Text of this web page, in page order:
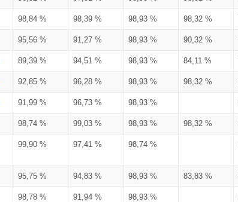
98,84 % 98,39 % 98,93 % 98,32 %
95,56 % 91,27 % 98,93 % 90,32 %
89,39 % 94,51 % 98,93 % 84,11 %
92,85 % 96,28 % 98,93 % 98,32 %
91,99 % 96,73 % 98,93 %
98,74 % 99,03 % 98,93 % 98,32 %
99,90 % 97,41 % 98,74 %
95,75 % 94,83 % 98,93 % 83,83 %
98,78 % 91,94 % 98,93 %